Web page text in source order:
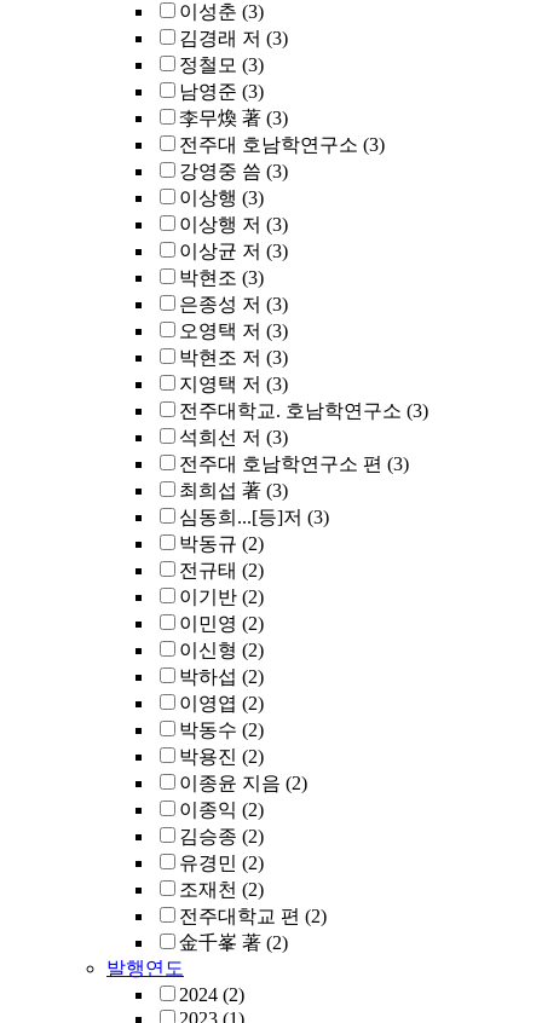
이성춘 (3)
김경래 저 (3)
정철모 (3)
남영준 (3)
李무煥 著 (3)
전주대 호남학연구소 (3)
강영중 씀 (3)
이상행 (3)
이상행 저 (3)
이상균 저 (3)
박현조 (3)
은종성 저 (3)
오영택 저 (3)
박현조 저 (3)
지영택 저 (3)
전주대학교. 호남학연구소 (3)
석희선 저 (3)
전주대 호남학연구소 편 (3)
최희섭 著 (3)
심동희...[등]저 (3)
박동규 (2)
전규태 (2)
이기반 (2)
이민영 (2)
이신형 (2)
박하섭 (2)
이영엽 (2)
박동수 (2)
박용진 (2)
이종윤 지음 (2)
이종익 (2)
김승종 (2)
유경민 (2)
조재천 (2)
전주대학교 편 (2)
金千峯 著 (2)
발행연도
2024 (2)
2023 (1)